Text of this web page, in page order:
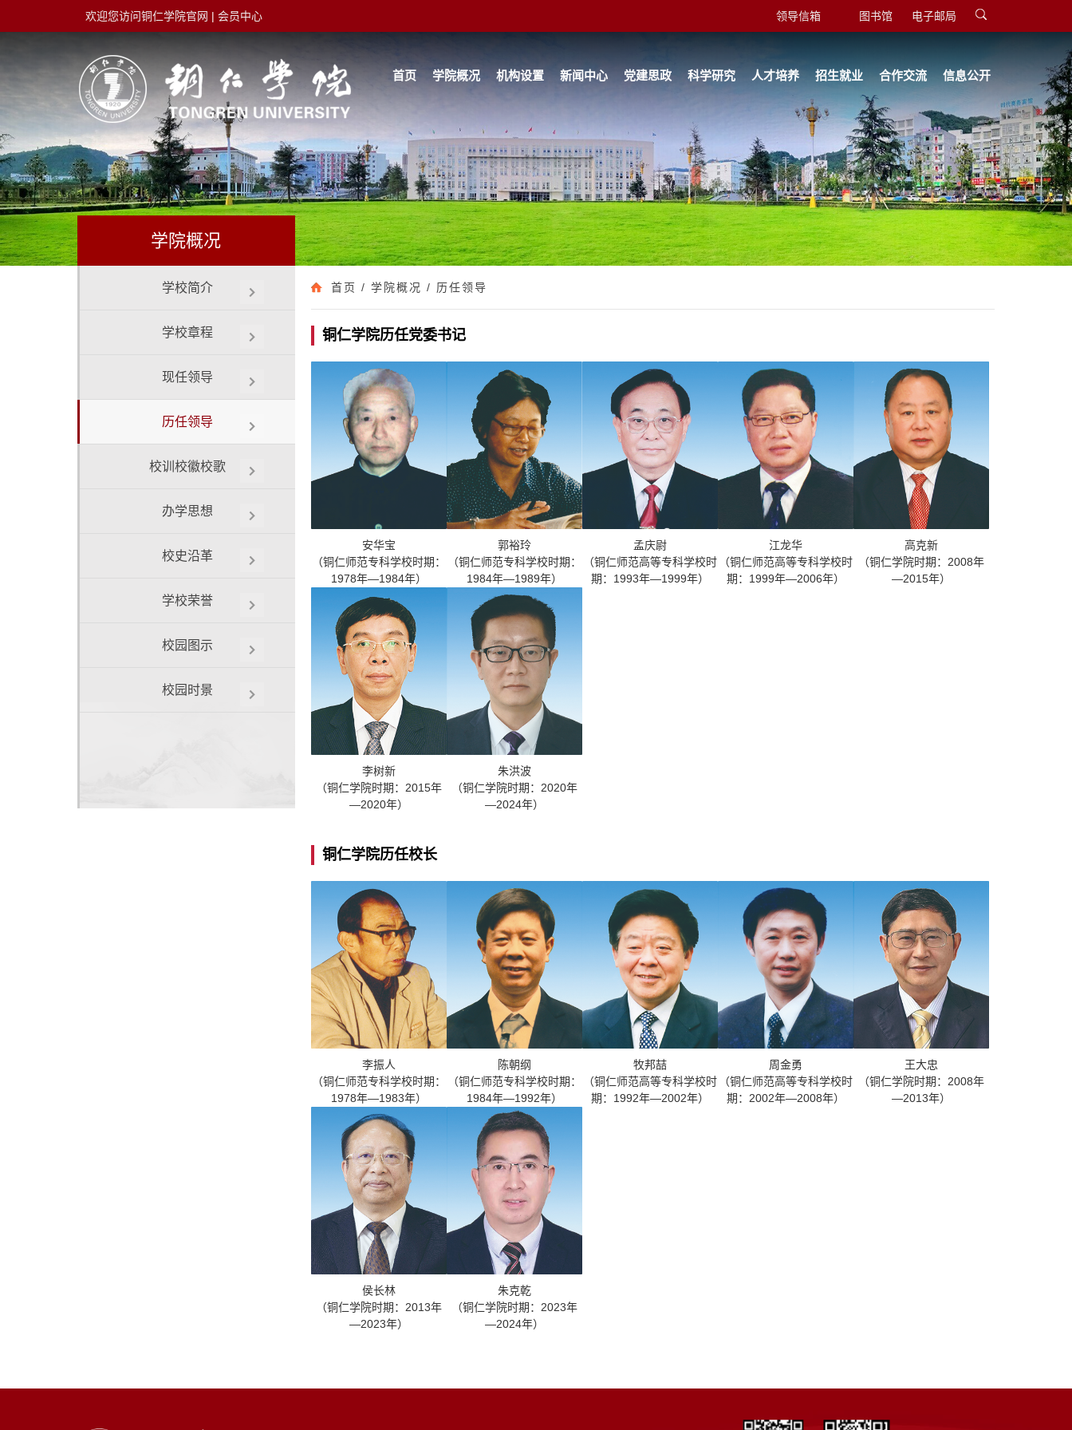
欢迎您访问铜仁学院官网 | 会员中心 领导信箱 图书馆 电子邮局
首页 学院概况 机构设置 新闻中心 党建思政 科学研究 人才培养 招生就业 合作交流 信息公开
学院概况
学校简介
学校章程
现任领导
历任领导
校训校徽校歌
办学思想
校史沿革
学校荣誉
校园图示
校园时景
首页 / 学院概况 / 历任领导
铜仁学院历任党委书记
安华宝
（铜仁师范专科学校时期：
1978年—1984年）
郭裕玲
（铜仁师范专科学校时期：
1984年—1989年）
孟庆尉
（铜仁师范高等专科学校时
期：1993年—1999年）
江龙华
（铜仁师范高等专科学校时
期：1999年—2006年）
高克新
（铜仁学院时期：2008年
—2015年）
李树新
（铜仁学院时期：2015年
—2020年）
朱洪波
（铜仁学院时期：2020年
—2024年）
铜仁学院历任校长
李振人
（铜仁师范专科学校时期：
1978年—1983年）
陈朝纲
（铜仁师范专科学校时期：
1984年—1992年）
牧邦喆
（铜仁师范高等专科学校时
期：1992年—2002年）
周金勇
（铜仁师范高等专科学校时
期：2002年—2008年）
王大忠
（铜仁学院时期：2008年
—2013年）
侯长林
（铜仁学院时期：2013年
—2023年）
朱克乾
（铜仁学院时期：2023年
—2024年）